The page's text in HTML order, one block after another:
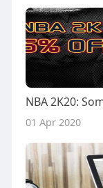
01 Apr 2020